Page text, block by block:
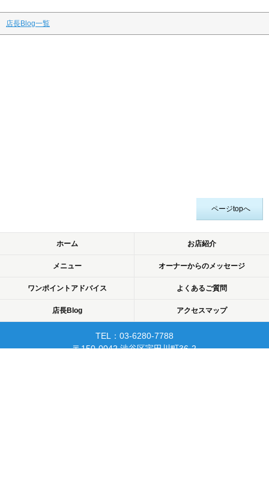
店長Blog一覧
ページtopへ
ホーム お店紹介
メニュー オーナーからのメッセージ
ワンポイントアドバイス よくあるご質問
店長Blog アクセスマップ
TEL：03-6280-7788
〒150-0042 渋谷区宇田川町36-2